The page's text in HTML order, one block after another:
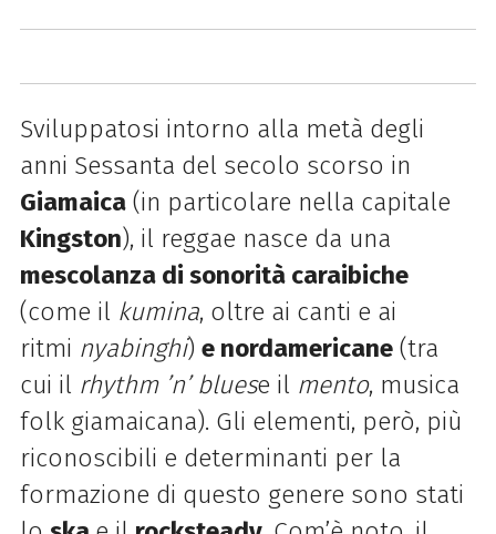
Sviluppatosi intorno alla metà degli
anni Sessanta del secolo scorso in
Giamaica(in particolare nella capitale
Kingston), il reggae nasce da una
mescolanza di sonorità caraibiche
(come il kumina, oltre ai canti e ai
ritmi nyabinghi) e nordamericane(tra
cui il rhythm ’n’ bluese il mento, musica
folk giamaicana). Gli elementi, però, più
riconoscibili e determinanti per la
formazione di questo genere sono stati